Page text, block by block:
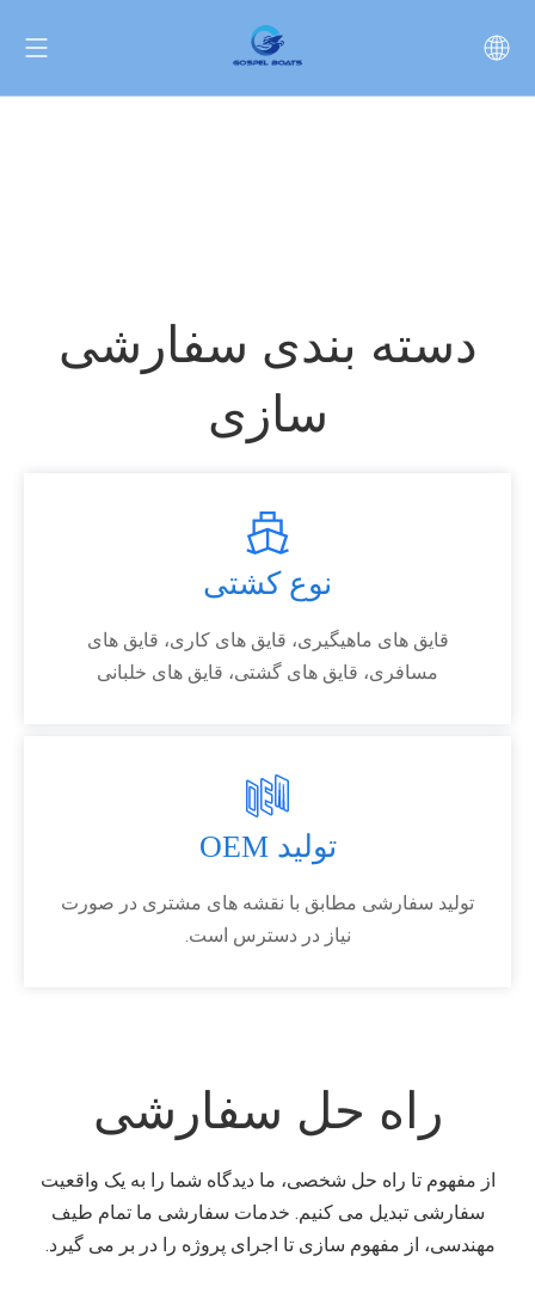
دسته بندی سفارشی
سازی
نوع کشتی
قایق های ماهیگیری، قایق های کاری، قایق های
مسافری، قایق های گشتی، قایق های خلبانی
تولید OEM
تولید سفارشی مطابق با نقشه های مشتری در صورت
نیاز در دسترس است.
راه حل سفارشی
از مفهوم تا راه حل شخصی، ما دیدگاه شما را به یک واقعیت
سفارشی تبدیل می کنیم. خدمات سفارشی ما تمام طیف
مهندسی، از مفهوم سازی تا اجرای پروژه را در بر می گیرد.